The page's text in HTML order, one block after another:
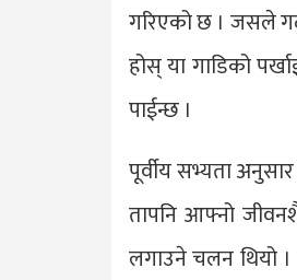
गरिएको छ । जसले
होस् या गाडिको
पाईन्छ ।
पूर्वीय सभ्यता
तापनि आफ्नो
लगाउने चलन थियो ।